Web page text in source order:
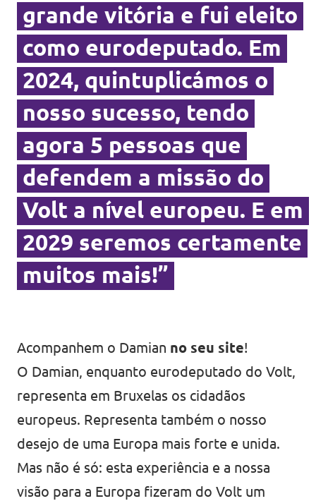
grande vitória e fui eleito
como eurodeputado. Em
2024, quintuplicámos o
nosso sucesso, tendo
agora 5 pessoas que
defendem a missão do
Volt a nível europeu. E em
2029 seremos certamente
muitos mais!”
Acompanhem o Damian no seu site!
O Damian, enquanto eurodeputado do Volt,
representa em Bruxelas os cidadãos
europeus. Representa também o nosso
desejo de uma Europa mais forte e unida.
Mas não é só: esta experiência e a nossa
visão para a Europa fizeram do Volt um